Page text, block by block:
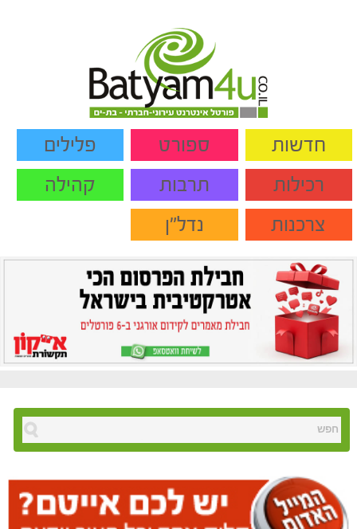
חדשות ספורט
פלילים
רכילות
תרבות
קהילה
צרכנות
נדל"ן